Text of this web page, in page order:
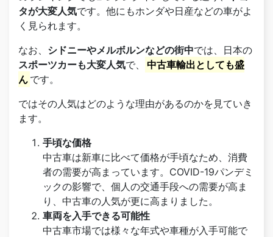
タが大変人気です。他にもホンダや日産などの車がよ
く見られます。
なお、 シドニーやメルボルンなどの街中では、日本の
スポーツカーも大変人気で、
中古車輸出としても盛
ん です。
ではその人気はどのような理由があるのかを見ていき
ます。
手頃な価格
中古車は新車に比べて価格が手頃なため、消費
者の需要が高まっています。COVID-19パンデミ
ックの影響で、個人の交通手段への需要が高ま
り、中古車の人気が更に高まりました。
車両を入手できる可能性
中古車市場では様々な年式や車種が入手可能で